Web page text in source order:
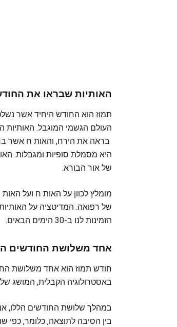
האותיות שבראו את
תמוז הוא החודש היחיד אשר
העולם הגשמי המוגבל. האותיות
בראה את הירח, והאות ח אשר
היא מסמלת סופיות ומגבלות.
של אור הבורא.
מומלץ לכוון על האות ח ועל
של רפואה. המדיטציה על
הזמינות לנו ב-30 הימים הבאים.
אחד משלושת החודשים
חודש תמוז הוא אחד משלושת
באסטרולוגיה הקבלית, המושג
במהלך שלושת החודשים הללו,
בין הסיבה לתוצאה, כלומר, כפי